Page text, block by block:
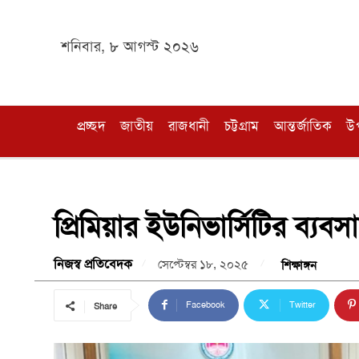
শনিবার, ৮ আগস্ট ২০২৬
প্রচ্ছদ জাতীয় রাজধানী চট্টগ্রাম আন্তর্জাতিক
প্রিমিয়ার ইউনিভার্সিটির
নিজস্ব প্রতিবেদক সেপ্টেম্বর ১৮, ২০২৫ শিক্ষাঙ্গন
Share Facebook Twitter